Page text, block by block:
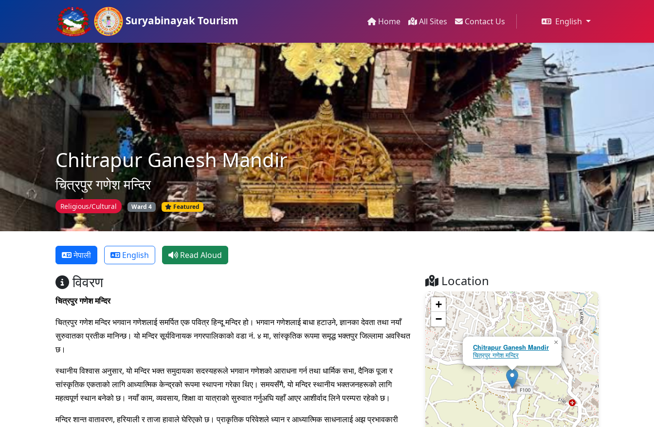
Suryabinayak Tourism Home All Sites Contact Us English
Chitrapur Ganesh Mandir
चित्रपुर गणेश मन्दिर
Religious/Cultural Ward 4 Featured
नेपाली English Read Aloud
विवरण
चित्रपुर गणेश मन्दिर
चित्रपुर गणेश मन्दिर भगवान गणेशलाई समर्पित एक पवित्र हिन्दू मन्दिर हो। भगवान गणेशलाई बाधा हटाउने, ज्ञानका देवता तथा नयाँ
सुरुवातका प्रतीक मानिन्छ। यो मन्दिर सूर्यविनायक नगरपालिकाको वडा नं. ४ मा, सांस्कृतिक रूपमा समृद्ध भक्तपुर जिल्लामा अवस्थित
छ।
स्थानीय विश्वास अनुसार, यो मन्दिर भक्त समुदायका सदस्यहरूले भगवान गणेशको आराधना गर्न तथा धार्मिक सभा, दैनिक पूजा र
सांस्कृतिक एकताको लागि आध्यात्मिक केन्द्रको रूपमा स्थापना गरेका थिए। समयसँगै, यो मन्दिर स्थानीय भक्तजनहरूको लागि
महत्वपूर्ण स्थान बनेको छ। नयाँ काम, व्यवसाय, शिक्षा वा यात्राको सुरुवात गर्नुअघि यहाँ आएर आशीर्वाद लिने परम्परा रहेको छ।
मन्दिर शान्त वातावरण, हरियाली र ताजा हावाले घेरिएको छ। प्राकृतिक परिवेशले ध्यान र आध्यात्मिक साधनालाई अझ प्रभावकारी
Location
Chitrapur Ganesh Mandir
चित्रपुर गणेश मन्दिर
×
+
−